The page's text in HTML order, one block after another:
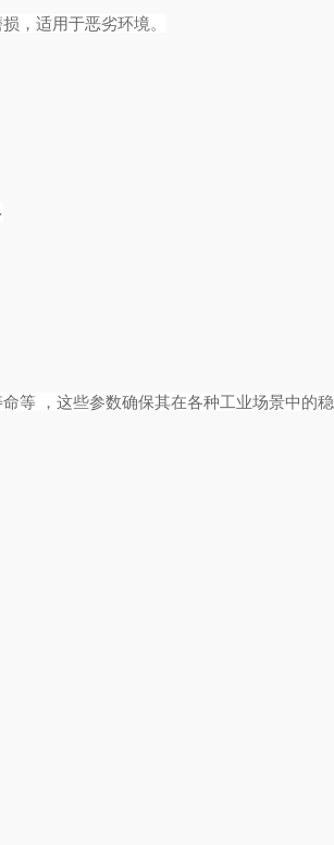
，适用于恶劣环境。
等 ，这些参数确保其在各种工业场景中的